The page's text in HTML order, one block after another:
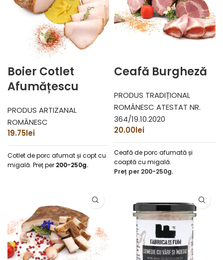
Boier Cotlet
Afumățescu
PRODUS ARTIZANAL
ROMÂNESC
19.75lei
Cotlet de porc afumat și copt cu
migală. Preț per 200-250g.
Ceafă Burgheză
PRODUS TRADIȚIONAL
ROMÂNESC ATESTAT NR.
364/19.10.2020
20.00lei
Ceafă de porc afumată și
coaptă cu migală.
Preț per 200-250g.